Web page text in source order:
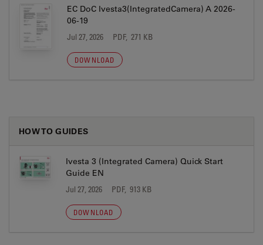
EC DoC Ivesta3(IntegratedCamera) A 2026-
06-19
Jul 27, 2026 PDF, 271 KB
DOWNLOAD
HOW TO GUIDES
Ivesta 3 (Integrated Camera) Quick Start
Guide EN
Jul 27, 2026 PDF, 913 KB
DOWNLOAD